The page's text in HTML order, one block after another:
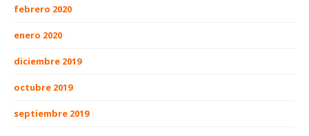
febrero 2020
enero 2020
diciembre 2019
octubre 2019
septiembre 2019